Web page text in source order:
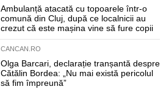
Ambulanță atacată cu topoarele într-o
comună din Cluj, după ce localnicii au
crezut că este mașina vine să fure copii
CANCAN.RO
Olga Barcari, declarație tranșantă despre
Cătălin Bordea: „Nu mai există pericolul
să fim împreună”